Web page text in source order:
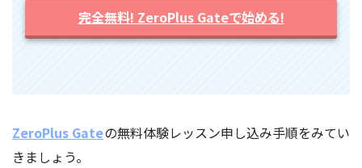
完全無料! ZeroPlus Gateで始める!
ZeroPlus Gateの無料体験レッスン申し込み手順をみてい
きましょう。